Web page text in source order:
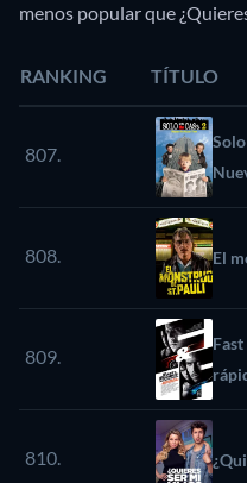
menos popular que
RANKING TÍTULO
807.
808. El
809.
810.